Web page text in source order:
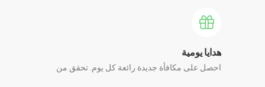
هدايا يومية
احصل على مكافأة جديدة رائعة كل يوم. تحقق من